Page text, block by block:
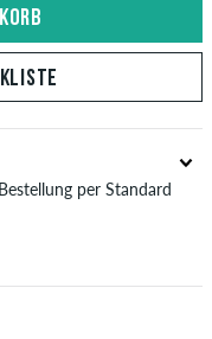
per Standard
Infos zuVersand&